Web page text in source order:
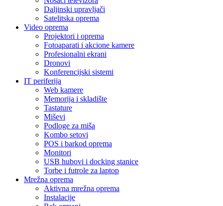
Daljinski upravljači
Satelitska oprema
Video oprema
Projektori i oprema
Fotoaparati i akcione kamere
Profesionalni ekrani
Dronovi
Konferencijski sistemi
IT periferija
Web kamere
Memorija i skladište
Tastature
Miševi
Podloge za miša
Kombo setovi
POS i barkod oprema
Monitori
USB hubovi i docking stanice
Torbe i futrole za laptop
Mrežna oprema
Aktivna mrežna oprema
Instalacije